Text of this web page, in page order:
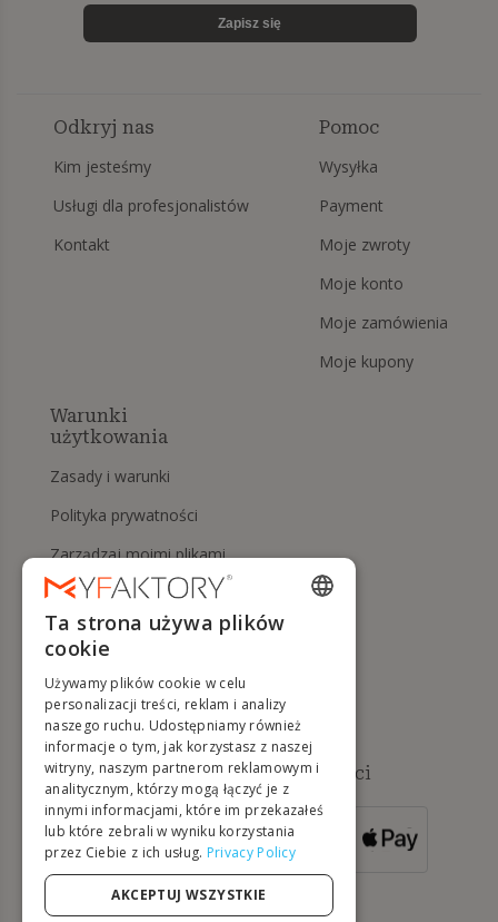
Zapisz się
Odkryj nas
Kim jesteśmy
Usługi dla profesjonalistów
Kontakt
Pomoc
Wysyłka
Payment
Moje zwroty
Moje konto
Moje zamówienia
Moje kupony
Warunki
użytkowania
Zasady i warunki
Polityka prywatności
Zarządzaj moimi plikami
cookie
Prawo do odstąpienia od
umowy i zwrotów
Pomoc
Dostępne metody płatności
POWYŻEJ 500 €
ENGLISH
DUTCH
GERMAN
ITALIAN
PORTUGUESE
SPANISH
POLISH
Ta strona używa plików
cookie
Używamy plików cookie w celu
personalizacji treści, reklam i analizy
naszego ruchu. Udostępniamy również
informacje o tym, jak korzystasz z naszej
witryny, naszym partnerom reklamowym i
analitycznym, którzy mogą łączyć je z
innymi informacjami, które im przekazałeś
lub które zebrali w wyniku korzystania
przez Ciebie z ich usług. Privacy Policy
AKCEPTUJ WSZYSTKIE